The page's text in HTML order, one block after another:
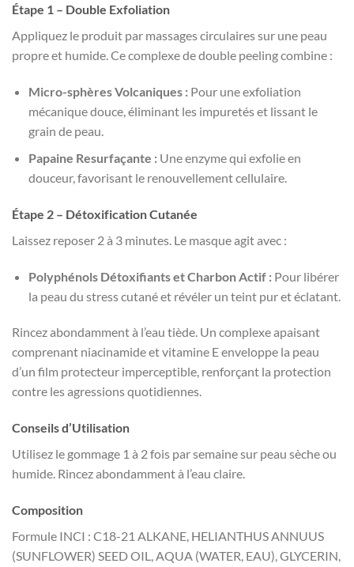
Étape 1 – Double Exfoliation
Appliquez le produit par massages circulaires sur une peau
propre et humide. Ce complexe de double peeling combine :
Micro-sphères Volcaniques :Pour une exfoliation
mécanique douce, éliminant les impuretés et lissant le
grain de peau.
Papaine Resurfaçante :Une enzyme qui exfolie en
douceur, favorisant le renouvellement cellulaire.
Étape 2 – Détoxification Cutanée
Laissez reposer 2 à 3 minutes. Le masque agit avec :
Polyphénols Détoxifiants et Charbon Actif :Pour libérer
la peau du stress cutané et révéler un teint pur et éclatant.
Rincez abondamment à l’eau tiède. Un complexe apaisant
comprenant niacinamide et vitamine E enveloppe la peau
d’un film protecteur imperceptible, renforçant la protection
contre les agressions quotidiennes.
Conseils d’Utilisation
Utilisez le gommage 1 à 2 fois par semaine sur peau sèche ou
humide. Rincez abondamment à l’eau claire.
Composition
Formule INCI : C18-21 ALKANE, HELIANTHUS ANNUUS
(SUNFLOWER) SEED OIL, AQUA (WATER, EAU), GLYCERIN,